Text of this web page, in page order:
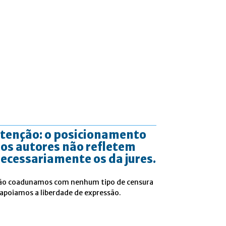
o posicionamento
autores não refletem
os da jures.
coadunamos com nenhum tipo de censura
a liberdade de expressão.